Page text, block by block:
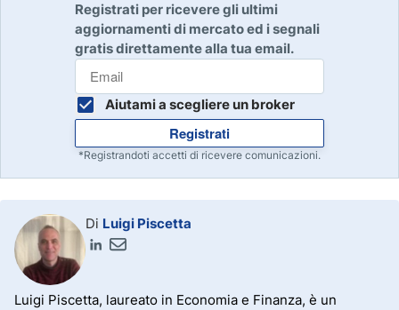
Registrati per ricevere gli ultimi
aggiornamenti di mercato ed i segnali
gratis direttamente alla tua email.
Aiutami a scegliere un broker
Registrati
*Registrandoti accetti di ricevere comunicazioni.
Di Luigi Piscetta
Luigi Piscetta, laureato in Economia e Finanza, è un